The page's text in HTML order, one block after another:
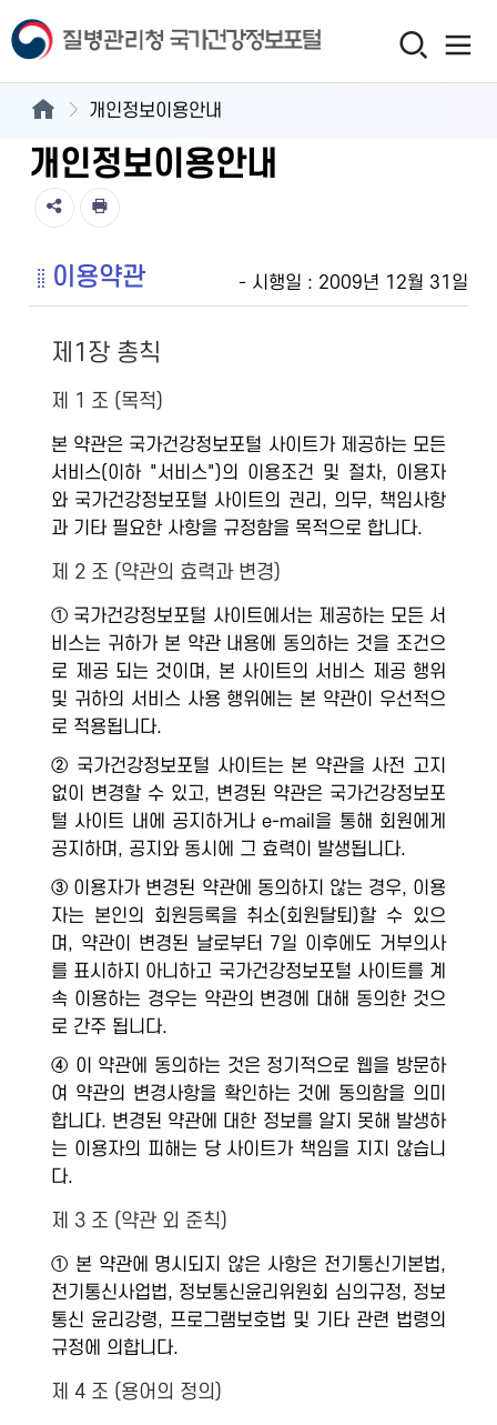
개인정보이용안내
개인정보이용안내
- 시행일 : 2009년 12월 31일
이용약관
제1장 총칙
제 1 조 (목적)
본 약관은 국가건강정보포털 사이트가 제공하는 모든
서비스(이하 "서비스")의 이용조건 및 절차, 이용자
와 국가건강정보포털 사이트의 권리, 의무, 책임사항
과 기타 필요한 사항을 규정함을 목적으로 합니다.
제 2 조 (약관의 효력과 변경)
① 국가건강정보포털 사이트에서는 제공하는 모든 서
비스는 귀하가 본 약관 내용에 동의하는 것을 조건으
로 제공 되는 것이며, 본 사이트의 서비스 제공 행위
및 귀하의 서비스 사용 행위에는 본 약관이 우선적으
로 적용됩니다.
② 국가건강정보포털 사이트는 본 약관을 사전 고지
없이 변경할 수 있고, 변경된 약관은 국가건강정보포
털 사이트 내에 공지하거나 e-mail을 통해 회원에게
공지하며, 공지와 동시에 그 효력이 발생됩니다.
③ 이용자가 변경된 약관에 동의하지 않는 경우, 이용
자는 본인의 회원등록을 취소(회원탈퇴)할 수 있으
며, 약관이 변경된 날로부터 7일 이후에도 거부의사
를 표시하지 아니하고 국가건강정보포털 사이트를 계
속 이용하는 경우는 약관의 변경에 대해 동의한 것으
로 간주 됩니다.
④ 이 약관에 동의하는 것은 정기적으로 웹을 방문하
여 약관의 변경사항을 확인하는 것에 동의함을 의미
합니다. 변경된 약관에 대한 정보를 알지 못해 발생하
는 이용자의 피해는 당 사이트가 책임을 지지 않습니
다.
제 3 조 (약관 외 준칙)
① 본 약관에 명시되지 않은 사항은 전기통신기본법,
전기통신사업법, 정보통신윤리위원회 심의규정, 정보
통신 윤리강령, 프로그램보호법 및 기타 관련 법령의
규정에 의합니다.
제 4 조 (용어의 정의)